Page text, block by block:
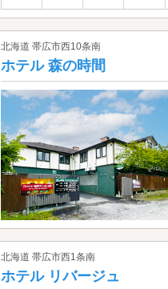
北海道 帯広市西10条南
ホテル 森の時間
北海道 帯広市西1条南
ホテル リバージュ